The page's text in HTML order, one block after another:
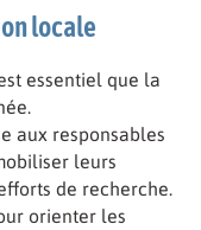
locale
essentiel que la
aux responsables
leurs
de recherche.
orienter les